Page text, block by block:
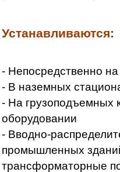
Устанавливаются:
- Непосредственно
- В наземных
- На грузоподъемных
оборудовании
- Вводно-
промышленных
трансформаторные